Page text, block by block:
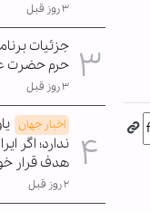
۳ روز قبل
جزئیات
حرم حضرت
۳ روز قبل
اخبار جهان
ندارد؛ اگر
هدف قرار
۲ روز قبل